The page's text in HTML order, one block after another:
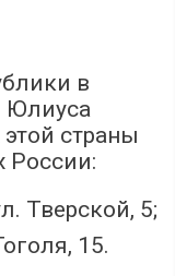
в
Юлиуса
страны
России:
Тверской, 5;
15.